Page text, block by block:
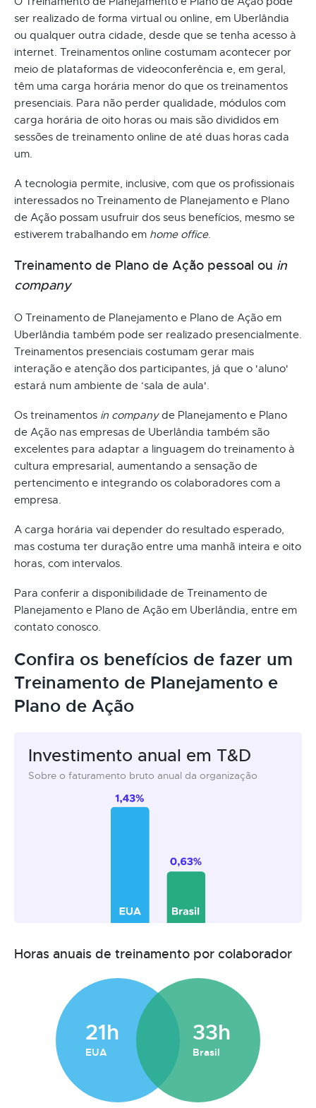
ser realizado de forma virtual ou online, em Uberlândia
ou qualquer outra cidade, desde que se tenha acesso à
internet. Treinamentos online costumam acontecer por
meio de plataformas de videoconferência e, em geral,
têm uma carga horária menor do que os treinamentos
presenciais. Para não perder qualidade, módulos com
carga horária de oito horas ou mais são divididos em
sessões de treinamento online de até duas horas cada
um.
A tecnologia permite, inclusive, com que os profissionais
interessados no Treinamento de Planejamento e Plano
de Ação possam usufruir dos seus benefícios, mesmo se
estiverem trabalhando em home office.
Treinamento de Plano de Ação pessoal ou in
company
O Treinamento de Planejamento e Plano de Ação em
Uberlândia também pode ser realizado presencialmente.
Treinamentos presenciais costumam gerar mais
interação e atenção dos participantes, já que o 'aluno'
estará num ambiente de ‘sala de aula'.
Os treinamentos in companyde Planejamento e Plano
de Ação nas empresas de Uberlândia também são
excelentes para adaptar a linguagem do treinamento à
cultura empresarial, aumentando a sensação de
pertencimento e integrando os colaboradores com a
empresa.
A carga horária vai depender do resultado esperado,
mas costuma ter duração entre uma manhã inteira e oito
horas, com intervalos.
Para conferir a disponibilidade de Treinamento de
Planejamento e Plano de Ação em Uberlândia, entre em
contato conosco.
Confira os benefícios de fazer um
Treinamento de Planejamento e
Plano de Ação
Investimento anual em T&D
Sobre o faturamento bruto anual da organização
Horas anuais de treinamento por colaborador
21h
EUA
33h
Brasil